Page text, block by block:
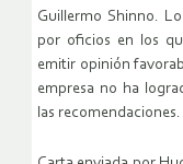
Guillermo Shinno.
por oficios en los
emitir opinión
empresa no ha
las recomendaciones.